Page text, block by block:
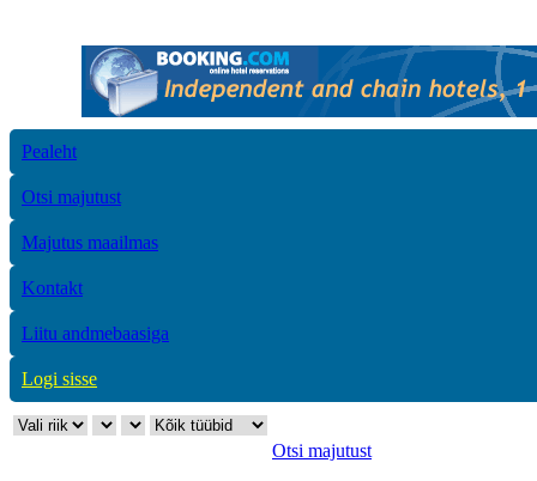
Pealeht
Otsi majutust
Majutus maailmas
Kontakt
Liitu andmebaasiga
Logi sisse
Otsi majutust